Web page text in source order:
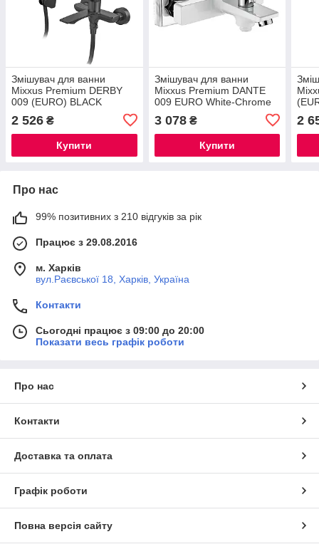
Змішувач для ванни
Mixxus Premium DERBY
009 (EURO) BLACK
2 526 ₴
Купити
Змішувач для ванни
Mixxus Premium DANTE
009 EURO White-Chrome
3 078₴
Купити
2
Про нас
99% позитивних з 210 відгуків за рік
Працює з 29.08.2016
м. Харків
вул.Раєвської 18, Харків, Україна
Контакти
Сьогодні працює з 09:00 до 20:00
Показати весь графік роботи
Про нас
Контакти
Доставка та оплата
Графік роботи
Повна версія сайту